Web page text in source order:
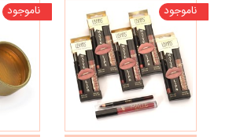
ناموجود ناموجود